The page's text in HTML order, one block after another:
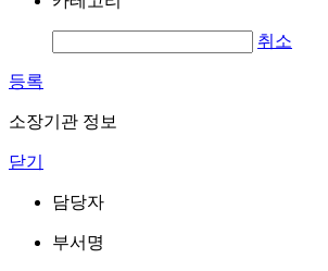
취소
등록
소장기관 정보
닫기
담당자
부서명